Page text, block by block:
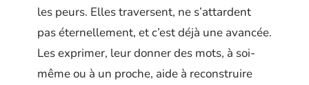
les peurs. Elles traversent, ne s’attardent
pas éternellement, et c’est déjà une avancée.
Les exprimer, leur donner des mots, à soi-
même ou à un proche, aide à reconstruire